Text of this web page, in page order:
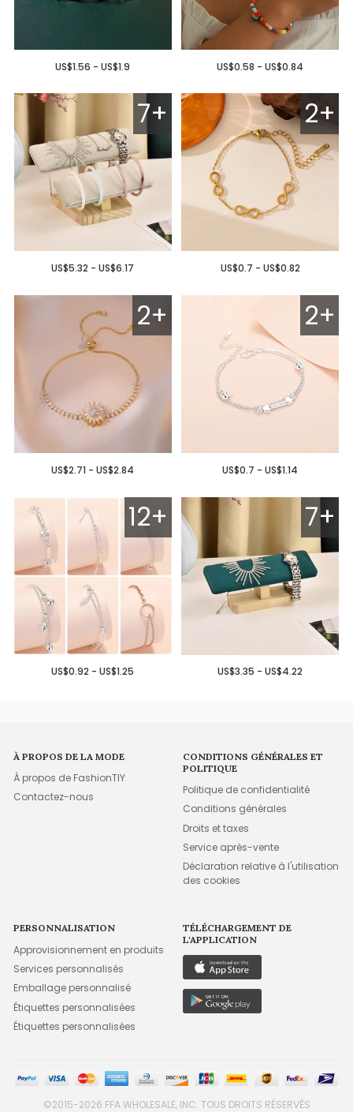
US$1.56 - US$1.9 US$0.58 - US$0.84
7+
US$5.32 - US$6.17
2+
US$0.7 - US$0.82
2+
US$2.71 - US$2.84
2+
US$0.7 - US$1.14
12+
US$0.92 - US$1.25
7+
US$3.35 - US$4.22
À PROPOS DE LA MODE
À propos de FashionTIY
Contactez-nous
CONDITIONS GÉNÉRALES ET
POLITIQUE
Politique de confidentialité
Conditions générales
Droits et taxes
Service après-vente
Déclaration relative à l'utilisation
des cookies
PERSONNALISATION
Approvisionnement en produits
Services personnalisés
Emballage personnalisé
Étiquettes personnalisées
Étiquettes personnalisées
TÉLÉCHARGEMENT DE
L'APPLICATION
©2015-2026 FFA WHOLESALE, INC. TOUS DROITS RÉSERVÉS